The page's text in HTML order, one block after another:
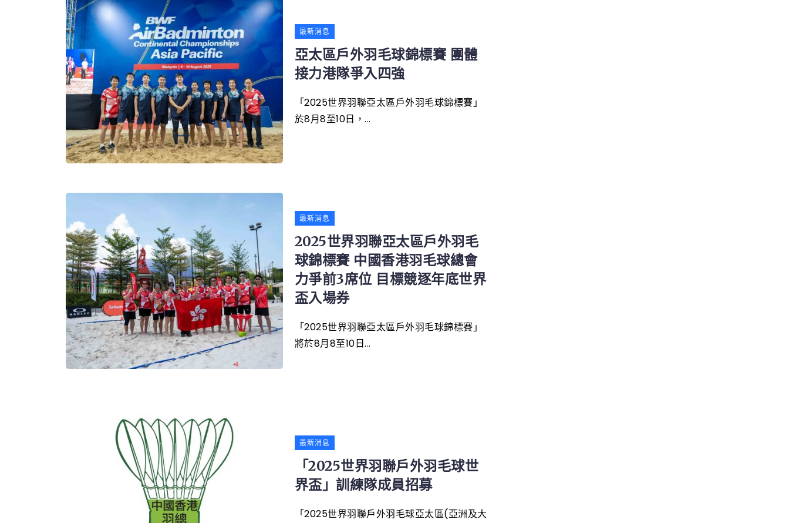
最新消息
亞太區戶外羽毛球錦標賽 團體
接力港隊爭入四強
「2025世界羽聯亞太區戶外羽毛球錦標賽」
於8月8至10日，...
最新消息
2025世界羽聯亞太區戶外羽毛
球錦標賽 中國香港羽毛球總會
力爭前3席位 目標競逐年底世界
盃入場券
「2025世界羽聯亞太區戶外羽毛球錦標賽」
將於8月8至10日...
最新消息
「2025世界羽聯戶外羽毛球世
界盃」訓練隊成員招募
「2025世界羽聯戶外羽毛球亞太區(亞洲及大